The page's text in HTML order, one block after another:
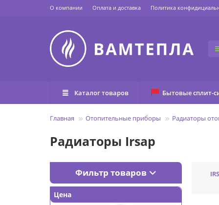
О компании Оплата и доставка Политика
Каталог товаров Бытовые сплит-
Главная Отопительные приборы Радиаторы
Радиаторы Irsap
Фильтр товаров
Цена